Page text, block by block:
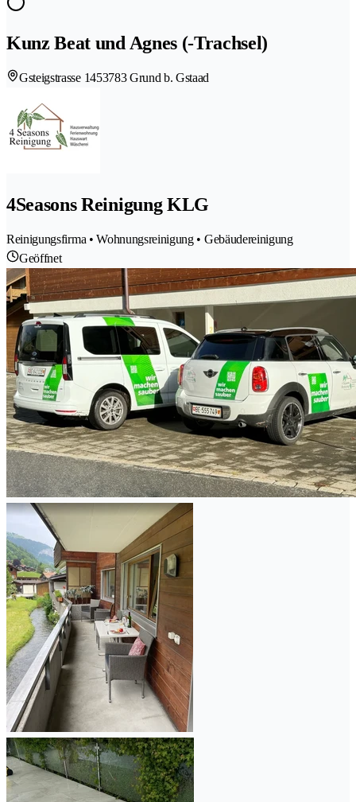
Kunz Beat und Agnes (-Trachsel)
Gsteigstrasse 1453783 Grund b. Gstaad
4Seasons Reinigung KLG
Reinigungsfirma • Wohnungsreinigung • Gebäudereinigung
Geöffnet